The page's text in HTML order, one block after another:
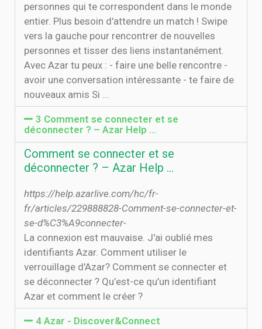
personnes qui te correspondent dans le monde
entier. Plus besoin d'attendre un match ! Swipe
vers la gauche pour rencontrer de nouvelles
personnes et tisser des liens instantanément.
Avec Azar tu peux : - faire une belle rencontre -
avoir une conversation intéressante - te faire de
nouveaux amis Si ...
3 Comment se connecter et se
déconnecter ? – Azar Help …
Comment se connecter et se
déconnecter ? – Azar Help …
https://help.azarlive.com/hc/fr-
fr/articles/229888828-Comment-se-connecter-et-
se-d%C3%A9connecter-
La connexion est mauvaise. J'ai oublié mes
identifiants Azar. Comment utiliser le
verrouillage d'Azar? Comment se connecter et
se déconnecter ? Qu’est-ce qu’un identifiant
Azar et comment le créer ?
4 Azar - Discover&Connect